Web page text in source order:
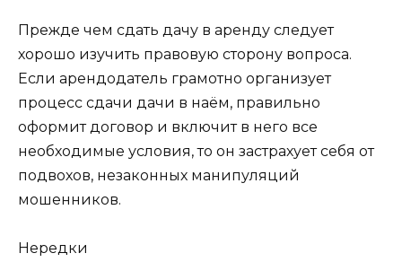
Прежде чем сдать дачу в аренду следует
хорошо изучить правовую сторону вопроса.
Если арендодатель грамотно организует
процесс сдачи дачи в наём, правильно
оформит договор и включит в него все
необходимые условия, то он застрахует себя от
подвохов, незаконных манипуляций
мошенников.
Нередки